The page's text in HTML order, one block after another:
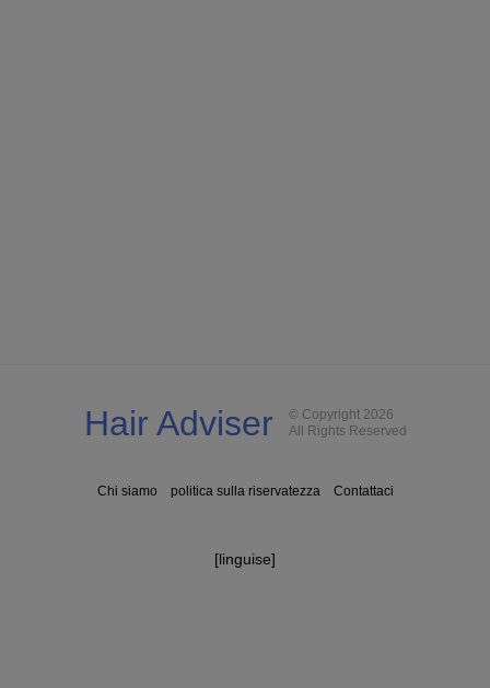
Hair Adviser
© Copyright 2026
All Rights Reserved
Chi siamo politica sulla riservatezza Contattaci
[linguise]